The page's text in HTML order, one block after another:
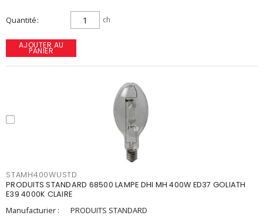
Quantité ch
AJOUTER AU
PANIER
STAMH400WUSTD
PRODUITS STANDARD 68500 LAMPE DHI MH 400W ED37 GOLIATH
E39 4000K CLAIRE
Manufacturier :
PRODUITS STANDARD